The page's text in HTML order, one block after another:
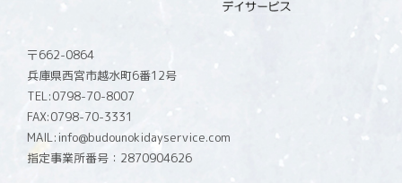
〒662-0864
兵庫県西宮市越水町6番12号
TEL:0798-70-8007
FAX:0798-70-3331
MAIL:info@budounokidayservice.com
指定事業所番号：2870904626